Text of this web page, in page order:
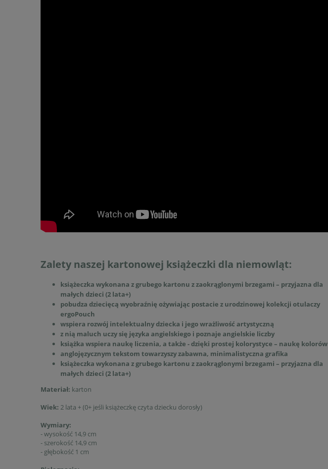
Zalety naszej kartonowej książeczki dla niemowląt:
książeczka wykonana z grubego kartonu z zaokrąglonymi brzegami – przyjazna dla
małych dzieci (2 lata+)
pobudza dziecięcą wyobraźnię ożywiając postacie z urodzinowej kolekcji otulaczy
ergoPouch
wspiera rozwój intelektualny dziecka i jego wrażliwość artystyczną
z nią maluch uczy się języka angielskiego i poznaje angielskie liczby
książka wspiera naukę liczenia, a także - dzięki prostej kolorystyce – naukę kolorów
anglojęzycznym tekstom towarzyszy zabawna, minimalistyczna grafika
książeczka wykonana z grubego kartonu z zaokrąglonymi brzegami – przyjazna dla
małych dzieci (2 lata+)
Materiał: karton
Wiek: 2 lata + (0+ jeśli książeczkę czyta dziecku dorosły)
Wymiary:
- wysokość 14,9 cm
- szerokość 14,9 cm
- głębokość 1 cm